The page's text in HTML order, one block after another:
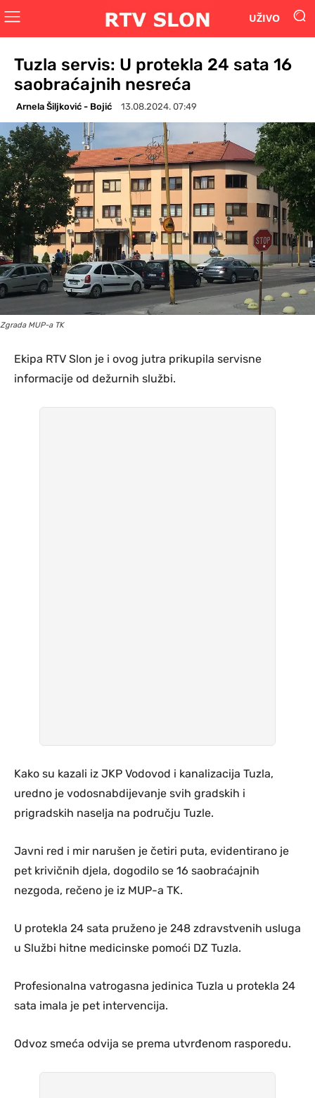
UŽIVO
Tuzla servis: U protekla 24 sata 16
saobraćajnih nesreća
Arnela Šiljković - Bojić 13.08.2024. 07:49
Zgrada MUP-a TK
Ekipa RTV Slon je i ovog jutra prikupila servisne
informacije od dežurnih službi.
Kako su kazali iz JKP Vodovod i kanalizacija Tuzla,
uredno je vodosnabdijevanje svih gradskih i
prigradskih naselja na području Tuzle.
Javni red i mir narušen je četiri puta, evidentirano je
pet krivičnih djela, dogodilo se 16 saobraćajnih
nezgoda, rečeno je iz MUP-a TK.
U protekla 24 sata pruženo je 248 zdravstvenih usluga
u Službi hitne medicinske pomoći DZ Tuzla.
Profesionalna vatrogasna jedinica Tuzla u protekla 24
sata imala je pet intervencija.
Odvoz smeća odvija se prema utvrđenom rasporedu.